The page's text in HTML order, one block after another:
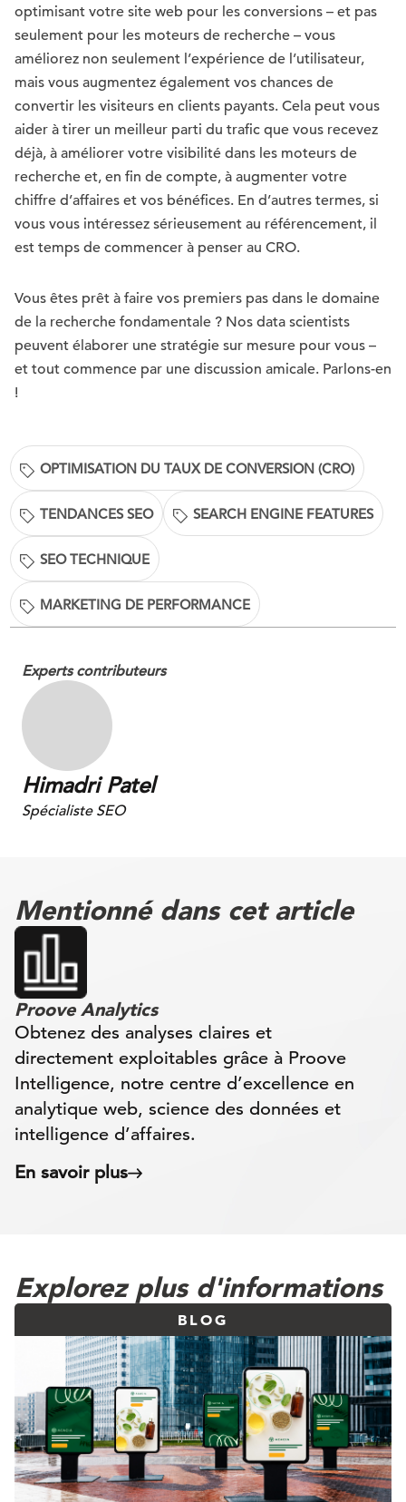
optimisant votre site web pour les conversions – et pas
seulement pour les moteurs de recherche – vous
améliorez non seulement l’expérience de l’utilisateur,
mais vous augmentez également vos chances de
convertir les visiteurs en clients payants. Cela peut vous
aider à tirer un meilleur parti du trafic que vous recevez
déjà, à améliorer votre visibilité dans les moteurs de
recherche et, en fin de compte, à augmenter votre
chiffre d’affaires et vos bénéfices. En d’autres termes, si
vous vous intéressez sérieusement au référencement, il
est temps de commencer à penser au CRO.
Vous êtes prêt à faire vos premiers pas dans le domaine
de la recherche fondamentale ? Nos data scientists
peuvent élaborer une stratégie sur mesure pour vous –
et tout commence par une discussion amicale. Parlons-en
!
OPTIMISATION DU TAUX DE CONVERSION (CRO)
TENDANCES SEO SEARCH ENGINE FEATURES
SEO TECHNIQUE
MARKETING DE PERFORMANCE
Experts contributeurs
Himadri Patel
Spécialiste SEO
Mentionné dans cet article
Proove Analytics
Obtenez des analyses claires et
directement exploitables grâce à Proove
Intelligence, notre centre d’excellence en
analytique web, science des données et
intelligence d’affaires.
En savoir plus
Explorez plus d'informations
BLOG